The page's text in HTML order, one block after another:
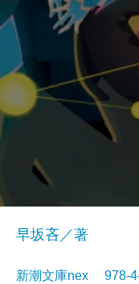
早坂吝／著
新潮文庫nex 978-